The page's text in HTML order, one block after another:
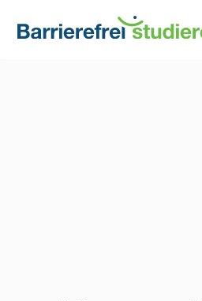
zum
Inhalt